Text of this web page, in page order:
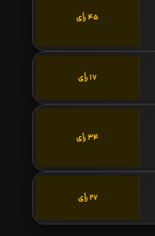
45 رأی
17 رأی
34 رأی
27 رأی